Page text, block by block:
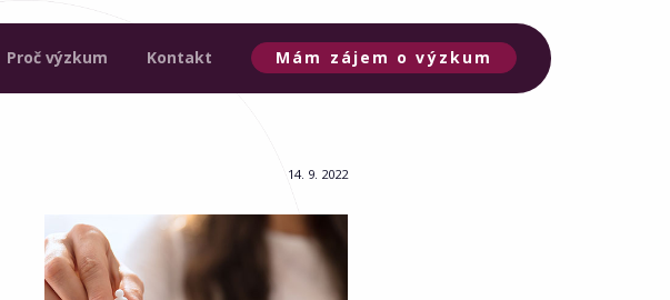
Proč výzkum Kontakt Mám zájem o výzkum
14. 9. 2022